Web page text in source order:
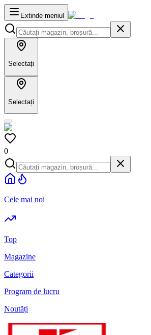
Extinde meniul
Selectați
Selectați
0
Cele mai noi
Top
Magazine
Categorii
Program de lucru
Noutăți